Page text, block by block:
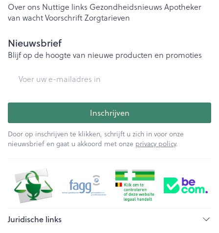
Over ons Nuttige links Gezondheidsnieuws Apotheker
van wachtVoorschriftZorgtarieven
Nieuwsbrief
Blijf op de hoogte van nieuwe producten en promoties
Inschrijven
Door op inschrijven te klikken, schrijft u zich in voor onze
nieuwsbrief en gaat u akkoord met onze privacy policy.
Juridische links